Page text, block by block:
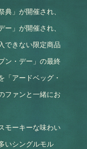
」が開催され、
ー」が開催され、
できない限定商品
ン・デー」の最終
「アードベッグ・
ファンと一緒にお
モーキーな味わい
いシングルモル